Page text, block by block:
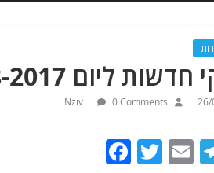
ליום 10-8-2017.מתעדכן.
26/
Nziv 0 Comments
T
E
T